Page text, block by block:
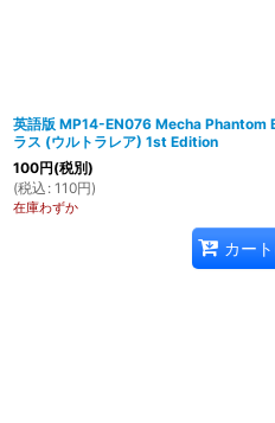
英語版 MP14-EN076 Mecha Phantom
ラス (ウルトラレア) 1st Edition
100円(税別)
(税込 : 110円)
在庫わずか
カー